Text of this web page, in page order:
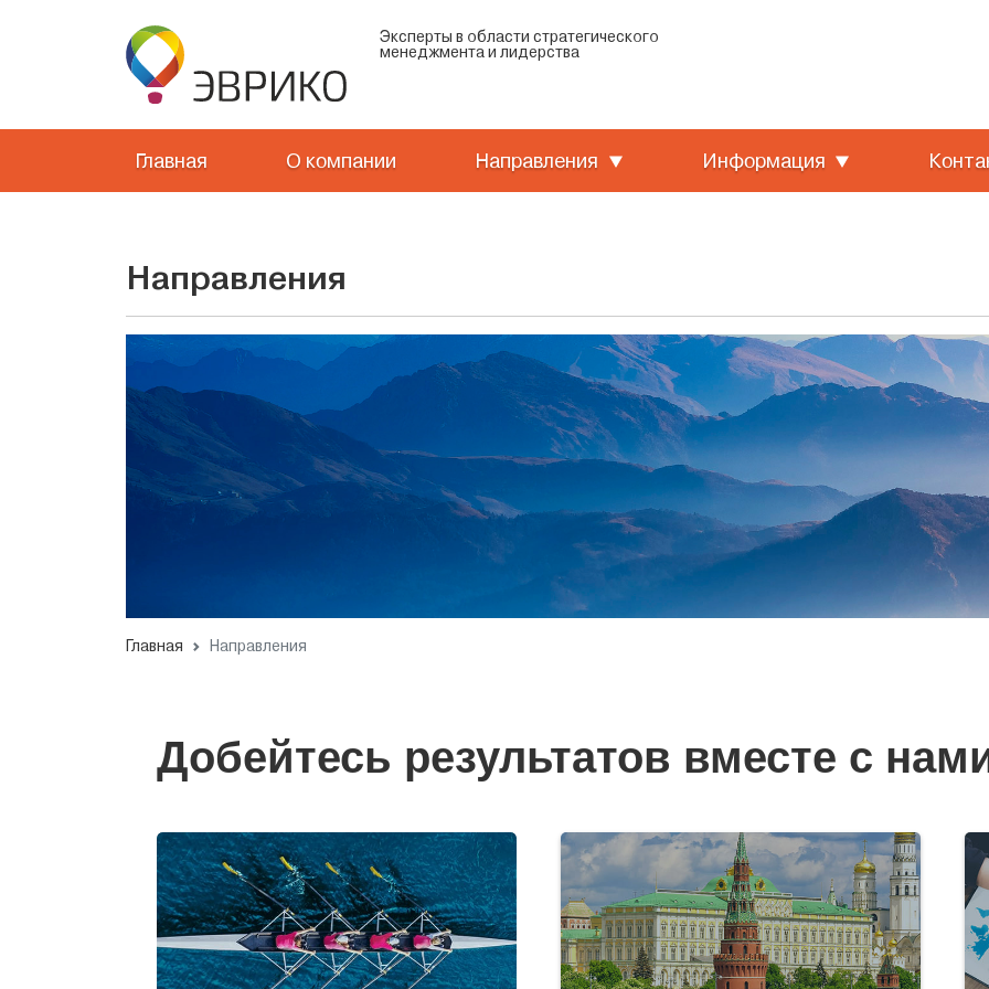
Эксперты в области стратегического
менеджмента и лидерства
Главная О компании Направления Информация
Направления
Главная Направления
Добейтесь результатов вместе с